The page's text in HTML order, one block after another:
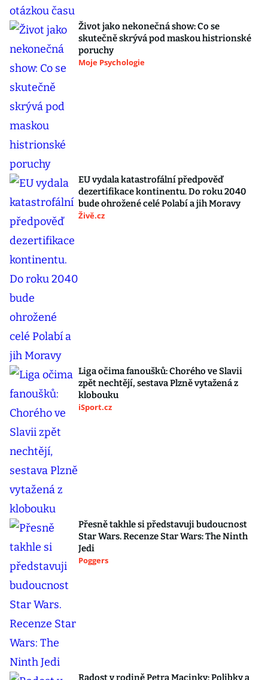
Život jako nekonečná show: Co se
skutečně skrývá pod maskou histrionské
poruchy
Moje Psychologie
EU vydala katastrofální předpověď
dezertifikace kontinentu. Do roku 2040
bude ohrožené celé Polabí a jih Moravy
Živě.cz
Liga očima fanoušků: Chorého ve Slavii
zpět nechtějí, sestava Plzně vytažená z
klobouku
iSport.cz
Přesně takhle si představuji budoucnost
Star Wars. Recenze Star Wars: The Ninth
Jedi
Poggers
Radost v rodině Petra Macinky: Polibky a